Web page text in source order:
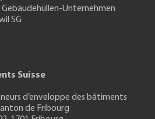
Unternehmen
SG
Suisse
d’enveloppe des bâtiments
de Fribourg